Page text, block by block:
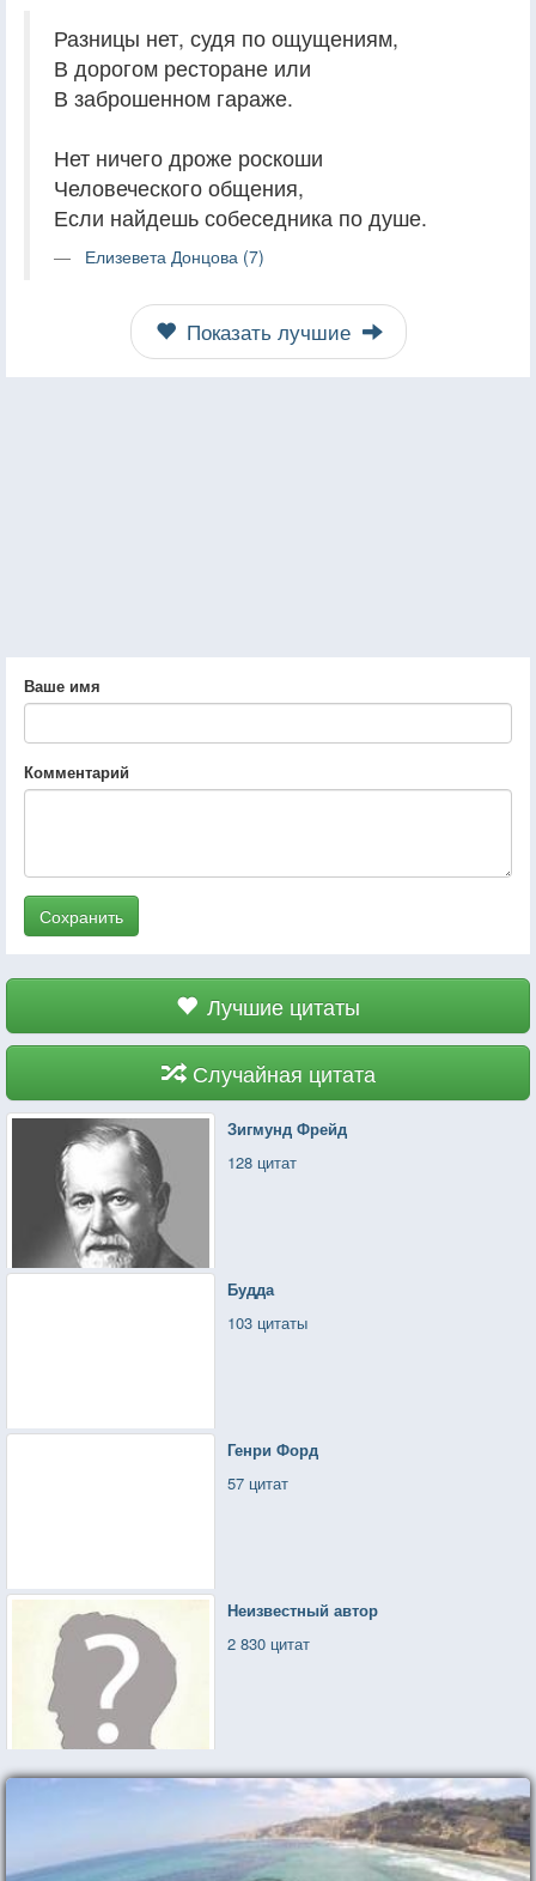
Разницы нет, судя по ощущениям,
В дорогом ресторане или
В заброшенном гараже.
Нет ничего дроже роскоши
Человеческого общения,
Если найдешь собеседника по душе.
Елизевета Донцова (7)
Показать лучшие
Ваше имя
Комментарий
Сохранить
Лучшие цитаты
Случайная цитата
Зигмунд Фрейд
128 цитат
Будда
103 цитаты
Генри Форд
57 цитат
Неизвестный автор
2 830 цитат